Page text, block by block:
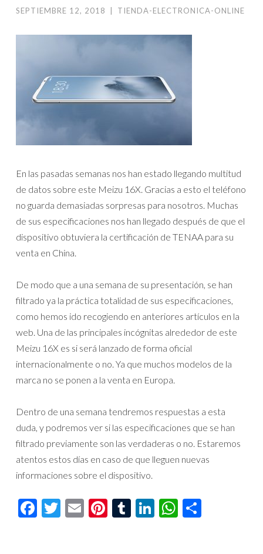
SEPTIEMBRE 12, 2018 TIENDA-ELECTRONICA-ONLINE
En las pasadas semanas nos han estado llegando multitud
de datos sobre este Meizu 16X. Gracias a esto el teléfono
no guarda demasiadas sorpresas para nosotros. Muchas
de sus especificaciones nos han llegado después de que el
dispositivo obtuviera la certificación de TENAA para su
venta en China.
De modo que a una semana de su presentación, se han
filtrado ya la práctica totalidad de sus especificaciones,
como hemos ido recogiendo en anteriores artículos en la
web. Una de las principales incógnitas alrededor de este
Meizu 16X es si será lanzado de forma oficial
internacionalmente o no. Ya que muchos modelos de la
marca no se ponen a la venta en Europa.
Dentro de una semana tendremos respuestas a esta
duda, y podremos ver si las especificaciones que se han
filtrado previamente son las verdaderas o no. Estaremos
atentos estos días en caso de que lleguen nuevas
informaciones sobre el dispositivo.
Facebook
Twitter
EmailPinterest
Tumblr
LinkedIn